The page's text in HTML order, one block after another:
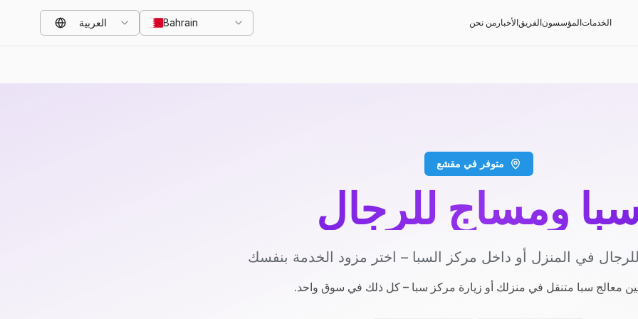
الخدماتالمؤسسونالفريقالأخبار من نحن Bahrain العربية
متوفر في مقشع
ومساج للرجال
في المنزل أو داخل مركز السبا – اختر مزود الخدمة بنفسك
معالج سبا متنقل في منزلك أو زيارة مركز سبا – كل ذلك في سوق واحد.